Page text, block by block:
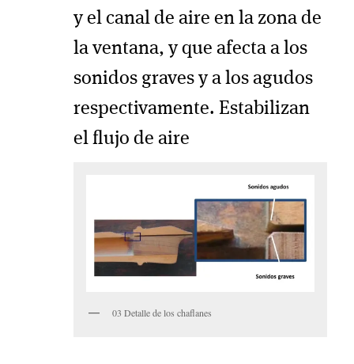
y el canal de aire en la zona de
la ventana, y que afecta a los
sonidos graves y a los agudos
respectivamente. Estabilizan
el flujo de aire
03 Detalle de los chaflanes